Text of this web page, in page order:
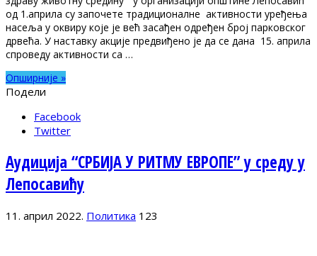
од 1.априла су започете традиционалне активности уређења
насеља у оквиру које је већ засађен одређен број парковског
дрвећа. У наставку акције предвиђено је да се дана 15. априла
спроведу активности са …
Опширније »
Подели
Facebook
Twitter
Аудиција “СРБИЈА У РИТМУ ЕВРОПЕ” у среду у
Лепосавићу
11. април 2022. Политика 123